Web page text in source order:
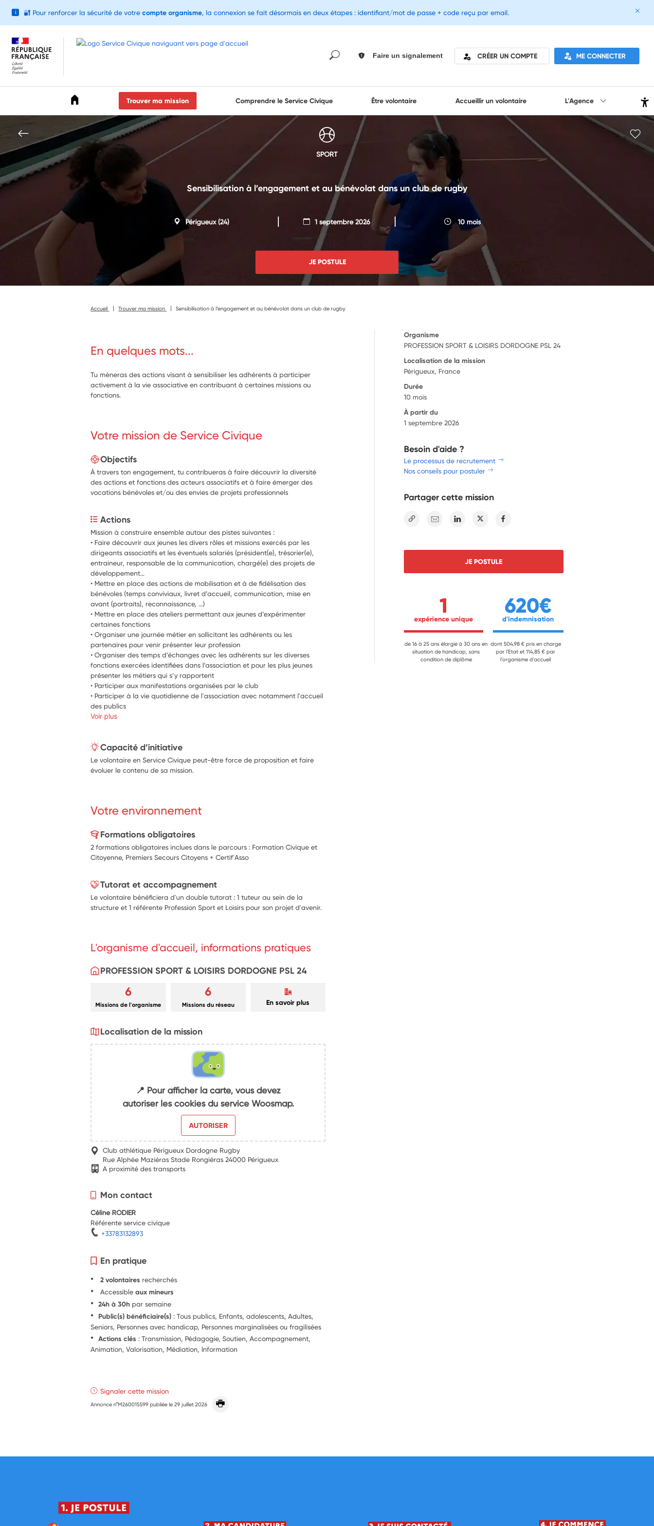
Faire un signalement CRÉER UN COMPTE ME CONNECTER
Trouver ma mission Comprendre le Service Civique Être volontaire Accueillir un volontaire L'Agence
SPORT
Sensibilisation à l’engagement et au bénévolat dans un club de rugby
Périgueux(24) 1 septembre 2026 10 mois
JE POSTULE
Accueil Trouver ma mission Sensibilisation à l’engagement et au bénévolat dans un club de rugby
En quelques mots...
Tu mèneras des actions visant à sensibiliser les adhérents à participer
activement à la vie associative en contribuant à certaines missions ou
fonctions.
Votre mission de Service Civique
Objectifs
À travers ton engagement, tu contribueras à faire découvrir la diversité
des actions et fonctions des acteurs associatifs et à faire émerger des
vocations bénévoles et/ou des envies de projets professionnels
Actions
Mission à construire ensemble autour des pistes suivantes :
• Faire découvrir aux jeunes les divers rôles et missions exercés par les
dirigeants associatifs et les éventuels salariés (président(e), trésorier(e),
entraineur, responsable de la communication, chargé(e) des projets de
développement…
• Mettre en place des actions de mobilisation et à de fidélisation des
bénévoles (temps conviviaux, livret d’accueil, communication, mise en
avant (portraits), reconnaissance, …)
• Mettre en place des ateliers permettant aux jeunes d’expérimenter
certaines fonctions
• Organiser une journée métier en sollicitant les adhérents ou les
partenaires pour venir présenter leur profession
• Organiser des temps d’échanges avec les adhérents sur les diverses
fonctions exercées identifiées dans l’association et pour les plus jeunes
• Participer aux manifestations organisées par le club
• Participer à la vie quotidienne de l'association avec notamment l'accueil
des publics
Voir plus
Capacité d’initiative
Le volontaire en Service Civique peut-être force de proposition et faire
évoluer le contenu de sa mission.
Votre environnement
Formations obligatoires
2 formations obligatoires inclues dans le parcours : Formation Civique et
Citoyenne, Premiers Secours Citoyens + Certif'Asso
Tutorat et accompagnement
Le volontaire bénéficiera d'un double tutorat : 1 tuteur au sein de la
structure et 1 référente Profession Sport et Loisirs pour son projet d'avenir.
L'organisme d'accueil, informations pratiques
PROFESSION SPORT & LOISIRS DORDOGNE PSL 24
6
Missions de l'organisme
6
Missions du réseau En savoir plus
Localisation de la mission
📍 Pour afficher la carte, vous devez
autoriser les cookies du service Woosmap.
AUTORISER
Club athlétique Périgueux Dordogne Rugby
Rue Alphée Maziéras Stade Rongiéras 24000 Périgueux
A proximité des transports
Mon contact
Céline RODIER
Référente service civique
+33783132893
En pratique
2 volontaires recherchés
Accessibleaux mineurs
24h à 30h par semaine
Public(s) bénéficiaire(s) : Tous publics, Enfants, adolescents, Adultes,
Seniors, Personnes avec handicap, Personnes marginalisées ou fragilisées
Actions clés : Transmission, Pédagogie, Soutien, Accompagnement,
Animation, Valorisation, Médiation, Information
Signaler cette mission
Annonce n°M260015599 publiée le29 juillet 2026
Organisme
PROFESSION SPORT & LOISIRS DORDOGNE PSL 24
Localisation de la mission
Périgueux, France
Durée
10 mois
À partir du
1 septembre 2026
Besoin d'aide ?
Le processus de recrutement
Nos conseils pour postuler
Partager cette mission
E-mail Linkedin Twitter
JE POSTULE
1
expérience unique
de 16 à 25 ans élargie à 30 ans en
situation de handicap, sans
condition de diplôme
620€
d'indemnisation
dont 504,98 € pris en charge
par l'Etat et 114,85 € par
l'organisme d'accueil
i 🔐 Pour renforcer la sécurité de votre compte organisme, la connexion se fait désormais en deux étapes : identifiant/mot de passe + code reçu par email.